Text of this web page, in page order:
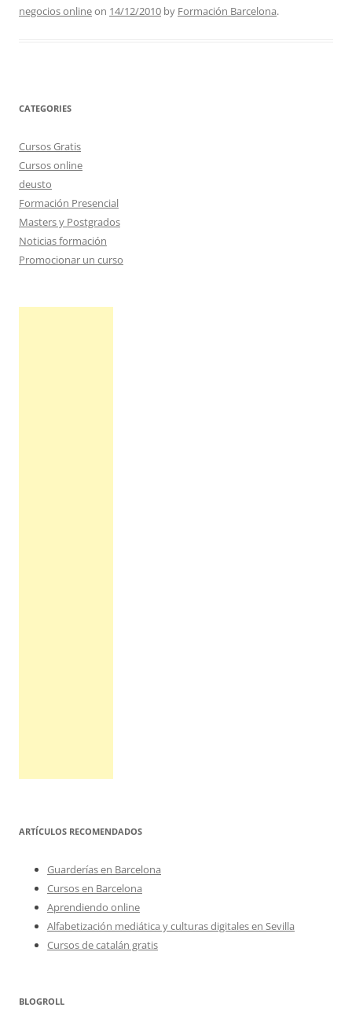
negocios onlineon 14/12/2010 by Formación Barcelona.
CATEGORIES
Cursos Gratis
Cursos online
deusto
Formación Presencial
Masters y Postgrados
Noticias formación
Promocionar un curso
ARTÍCULOS RECOMENDADOS
Guarderías en Barcelona
Cursos en Barcelona
Aprendiendo online
Alfabetización mediática y culturas digitales en Sevilla
Cursos de catalán gratis
BLOGROLL